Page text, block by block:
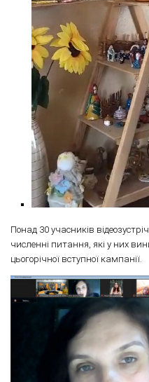
Понад 30 учасників
численні питання, які у них
цьогорічної вступної кампанії.